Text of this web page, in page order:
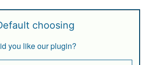
choosing
you like our plugin?